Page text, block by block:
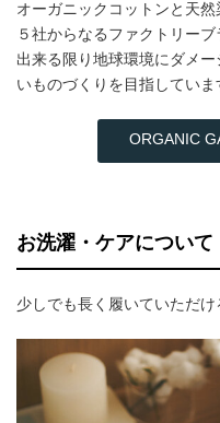
オーガニックコットンと天
５社からなるファクトリーブ
出来る限り地球環境にダメ
いものづくりを目指していま
ORGANIC
お洗濯・ケアについて
少しでも長く履いていただけ